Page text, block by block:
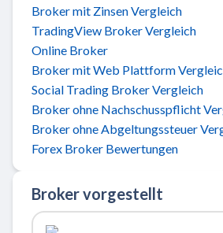
Broker mit Zinsen Vergleich
TradingView Broker Vergleich
Online Broker
Broker mit Web Plattform
Social Trading Broker Vergleich
Broker ohne Nachschusspflicht
Broker ohne Abgeltungssteuer
Forex Broker Bewertungen
Broker vorgestellt